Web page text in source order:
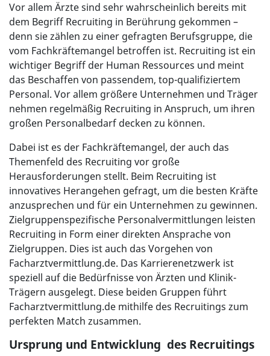
Vor allem Ärzte sind sehr wahrscheinlich bereits mit
dem Begriff Recruiting in Berührung gekommen –
denn sie zählen zu einer gefragten Berufsgruppe, die
vom Fachkräftemangel betroffen ist. Recruiting ist ein
wichtiger Begriff der Human Ressources und meint
das Beschaffen von passendem, top-qualifiziertem
Personal. Vor allem größere Unternehmen und Träger
nehmen regelmäßig Recruiting in Anspruch, um ihren
großen Personalbedarf decken zu können.
Dabei ist es der Fachkräftemangel, der auch das
Themenfeld des Recruiting vor große
Herausforderungen stellt. Beim Recruiting ist
innovatives Herangehen gefragt, um die besten Kräfte
anzusprechen und für ein Unternehmen zu gewinnen.
Zielgruppenspezifische Personalvermittlungen leisten
Recruiting in Form einer direkten Ansprache von
Zielgruppen. Dies ist auch das Vorgehen von
Facharztvermittlung.de. Das Karrierenetzwerk ist
speziell auf die Bedürfnisse von Ärzten und Klinik-
Trägern ausgelegt. Diese beiden Gruppen führt
Facharztvermittlung.de mithilfe des Recruitings zum
perfekten Match zusammen.
Ursprung und Entwicklung des Recruitings